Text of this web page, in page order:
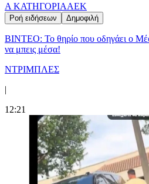
Α ΚΑΤΗΓΟΡΙΑΑΕΚ
Ροή ειδήσεων Δημοφιλή
ΒΙΝΤΕΟ: Το θηρίο που οδηγάει ο
να μπεις μέσα!
ΝΤΡΙΜΠΛΕΣ
|
12:21